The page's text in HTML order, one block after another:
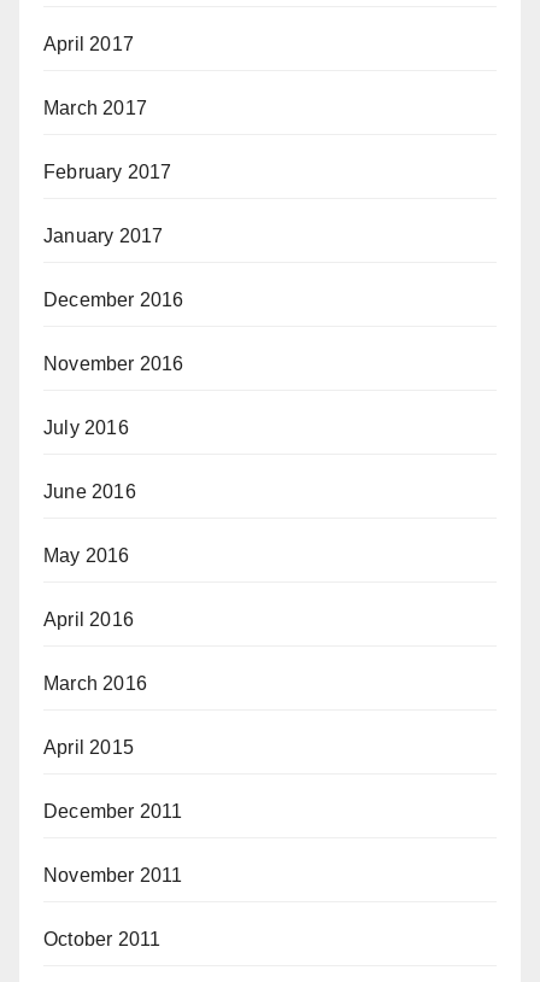
April 2017
March 2017
February 2017
January 2017
December 2016
November 2016
July 2016
June 2016
May 2016
April 2016
March 2016
April 2015
December 2011
November 2011
October 2011